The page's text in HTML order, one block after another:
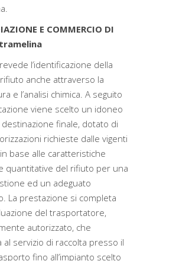
E COMMERCIO DI
l’identificazione della
anche attraverso la
e l’analisi chimica. A seguito
viene scelto un idoneo
finale, dotato di
richieste dalle vigenti
base alle caratteristiche
quantitative del rifiuto per una
ed un adeguato
La prestazione si completa
del trasportatore,
autorizzato, che
al servizio di raccolta presso il
fino all’impianto scelto